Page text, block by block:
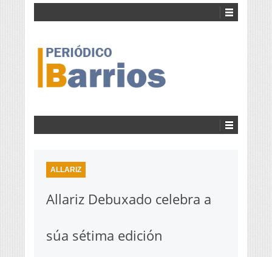
ALLARIZ
Allariz Debuxado celebra a
súa sétima edición